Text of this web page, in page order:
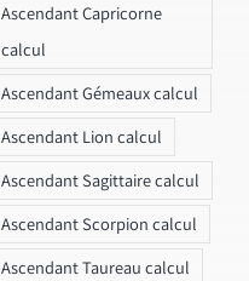
Ascendant Capricorne
calcul
Ascendant Gémeaux calcul
Ascendant Lion calcul
Ascendant Sagittaire calcul
Ascendant Scorpion calcul
Ascendant Taureau calcul